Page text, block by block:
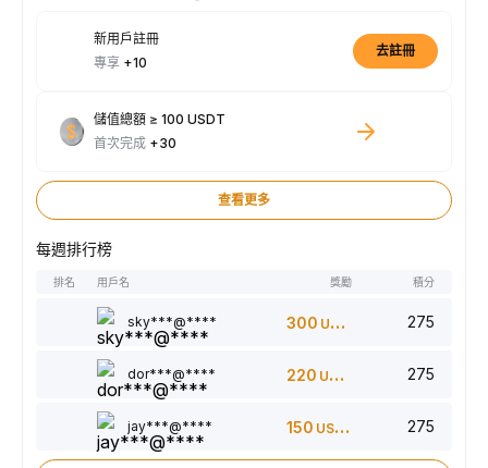
新用戶註冊
專享 +10
去註冊
儲值總額 ≥ 100 USDT
首次完成 +30
查看更多
每週排行榜
排名 用戶名 獎勵 積分
sky***@**** 300 USDT 275
dor***@**** 220 USDT 275
jay***@**** 150 USDT 275